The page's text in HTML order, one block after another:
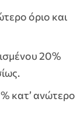
όριο και
20%
κατ’ ανώτερο